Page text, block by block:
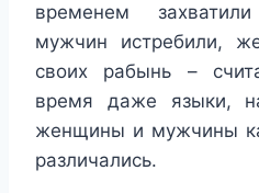
временем
мужчин истребили,
своих рабынь –
время даже языки,
женщины и мужчины
различались.